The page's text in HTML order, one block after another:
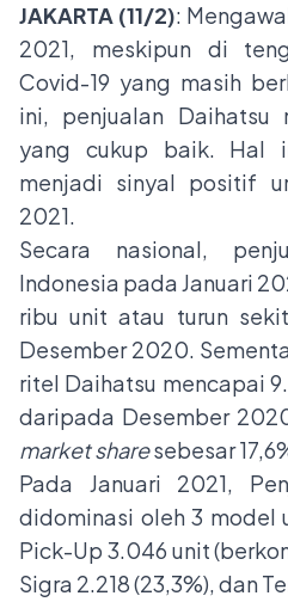
JAKARTA (11/2):
2021, meskipun di
Covid-19 yang masih
ini, penjualan Daihatsu
yang cukup baik. Hal
menjadi sinyal positif
2021.
Secara nasional,
Indonesia pada Januari
ribu unit atau turun
Desember 2020.
ritel Daihatsu mencapai
daripada Desember
market sharesebesar
Pada Januari 2021,
didominasi oleh 3 model
Pick-Up 3.046 unit
Sigra 2.218 (23,3%), dan